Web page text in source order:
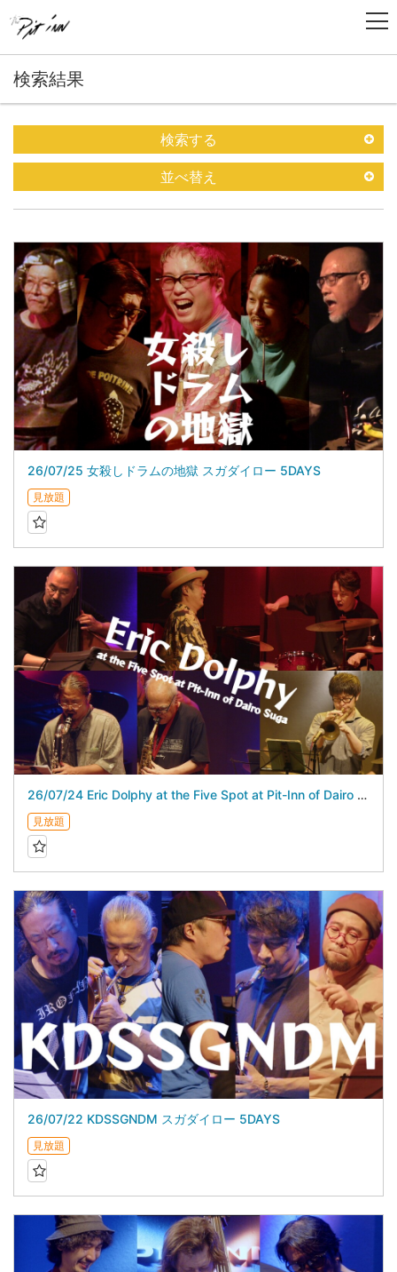
検索結果
検索する
並べ替え
26/07/25 女殺しドラムの地獄 スガダイロー 5DAYS
見放題
26/07/24 Eric Dolphy at the Five Spot at Pit-Inn of Dairo Suga スガダイロー 5DAYS
見放題
26/07/22 KDSSGNDM スガダイロー 5DAYS
見放題